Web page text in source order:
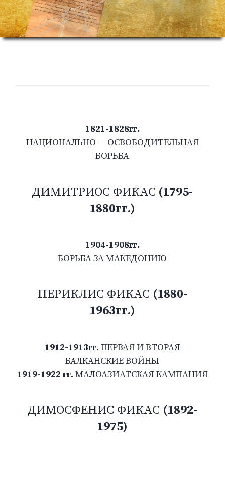
1821-1828гг.
НАЦИОНАЛЬНО — ОСВОБОДИТЕЛЬНАЯ
БОРЬБА
ДИМИТРИОС ФИКАС (1795-
1880гг.)
1904-1908гг.
БОРЬБА ЗА МАКЕДОНИЮ
ПЕРИКЛИС ФИКАС (1880-
1963гг.)
1912-1913гг. ПЕРВАЯ И ВТОРАЯ
БАЛКАНСКИЕ ВОЙНЫ
1919-1922 гг. МАЛОАЗИАТСКАЯ КАМПАНИЯ
ДИМОСФЕНИС ФИКАС (1892-
1975)